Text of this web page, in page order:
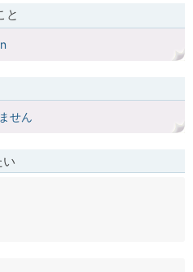
と
せん